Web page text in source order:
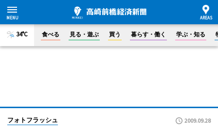
34°C 食べる 見る・遊ぶ 買う 暮らす・働く 学ぶ・知る
フォトフラッシュ 2009.09.28